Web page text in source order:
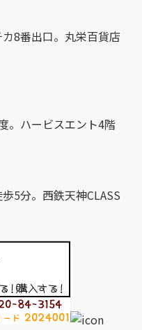
8番出口。丸栄百貨店
。ハービスエント4階
5分。西鉄天神CLASS